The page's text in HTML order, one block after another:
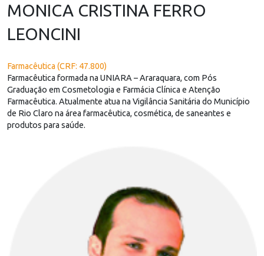
MONICA CRISTINA FERRO
LEONCINI
Farmacêutica (CRF: 47.800)
Farmacêutica formada na UNIARA – Araraquara, com Pós
Graduação em Cosmetologia e Farmácia Clínica e Atenção
Farmacêutica. Atualmente atua na Vigilância Sanitária do Município
de Rio Claro na área farmacêutica, cosmética, de saneantes e
produtos para saúde.